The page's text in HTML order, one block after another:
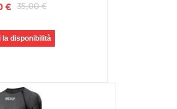
35,00€
€
la disponibilità